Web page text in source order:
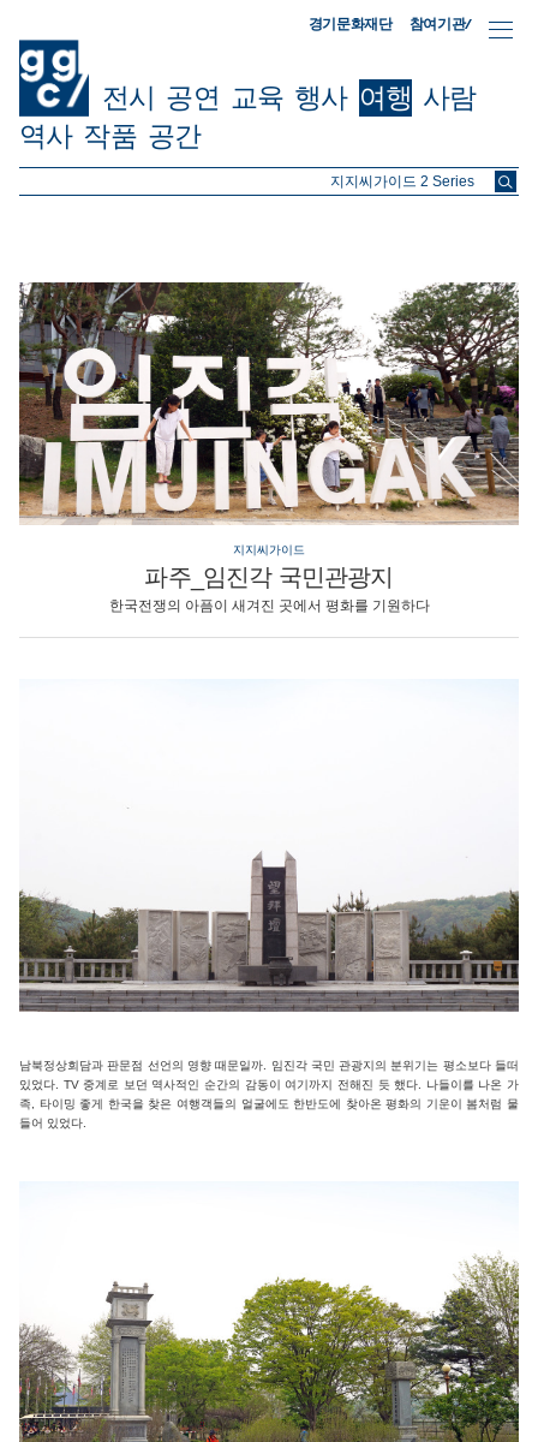
경기문화재단 참여기관/
전시 공연 교육 행사 여행 사람
역사 작품 공간
ggc/
지지씨가이드
파주_임진각 국민관광지
한국전쟁의 아픔이 새겨진 곳에서 평화를 기원하다
남북정상회담과 판문점 선언의 영향 때문일까. 임진각 국민 관광지의 분위기는 평소보다 들떠
있었다. TV 중계로 보던 역사적인 순간의 감동이 여기까지 전해진 듯 했다. 나들이를 나온 가
족, 타이밍 좋게 한국을 찾은 여행객들의 얼굴에도 한반도에 찾아온 평화의 기운이 봄처럼 물
들어 있었다.